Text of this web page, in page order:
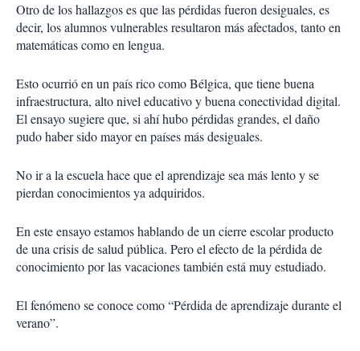
Otro de los hallazgos es que las pérdidas fueron desiguales, es
decir, los alumnos vulnerables resultaron más afectados, tanto en
matemáticas como en lengua.
Esto ocurrió en un país rico como Bélgica, que tiene buena
infraestructura, alto nivel educativo y buena conectividad digital.
El ensayo sugiere que, si ahí hubo pérdidas grandes, el daño
pudo haber sido mayor en países más desiguales.
No ir a la escuela hace que el aprendizaje sea más lento y se
pierdan conocimientos ya adquiridos.
En este ensayo estamos hablando de un cierre escolar producto
de una crisis de salud pública. Pero el efecto de la pérdida de
conocimiento por las vacaciones también está muy estudiado.
El fenómeno se conoce como “Pérdida de aprendizaje durante el
verano”.